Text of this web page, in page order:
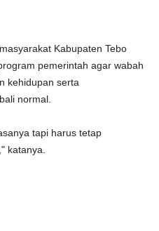
Kabupaten Tebo
pemerintah agar wabah
kehidupan serta
normal.
tapi harus tetap
katanya.